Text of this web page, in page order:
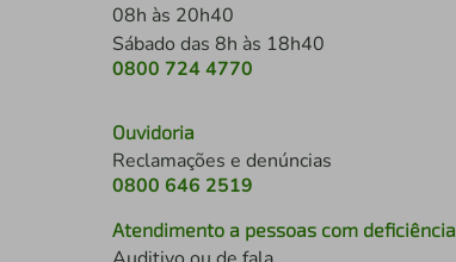
08h às 20h40
Sábado das 8h às 18h40
0800 724 4770
Ouvidoria
Reclamações e denúncias
0800 646 2519
Atendimento a pessoas com deficiência